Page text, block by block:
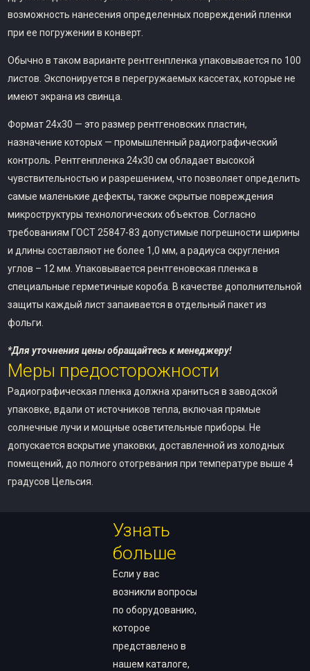
возможность нанесения определенных повреждений пленки
при ее погружении в конверт.
Обычно в таком варианте рентгенпленка упаковывается по 100
листов. Экспонируется в перегружаемых кассетах, которые не
имеют экрана из свинца.
Формат 24х30 — это размер рентгеновских пластин,
назначение которых — промышленный радиографический
контроль. Рентгенпленка 24х30 см обладает высокой
чувствительностью и разрешением, что позволяет определить
самые маленькие дефекты, также скрытые повреждения
микроструктуры технологических объектов. Согласно
требованиям ГОСТ 25847-83 допустимые погрешности ширины
и длины составляют не более 1,0 мм, а радиуса скругления
углов – 12 мм. Упаковывается рентгеновская пленка в
специальные герметичные короба. В качестве дополнительной
защиты каждый лист запаивается в отдельный пакет из
фольги.
*Для уточнения цены обращайтесь к менеджеру!
Меры предосторожности
Радиографическая пленка должна храниться в заводской
упаковке, вдали от источников тепла, включая прямые
солнечные лучи и мощные осветительные приборы. Не
допускается вскрытие упаковки, доставленной из холодных
помещений, до полного отогревания при температуре выше 4
градусов Цельсия.
Узнать
больше
Если у вас
возникли вопросы
по оборудованию,
которое
представлено в
нашем каталоге,